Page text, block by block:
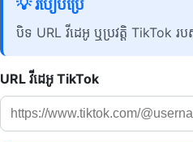
💡 របៀបប្រើ
បិទ URL វីដេអូ ឬប្រវត្តិ TikTok
URL វីដេអូ TikTok